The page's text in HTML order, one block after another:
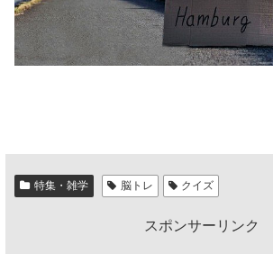
特集・雑学 脳トレ クイズ
スポンサーリンク